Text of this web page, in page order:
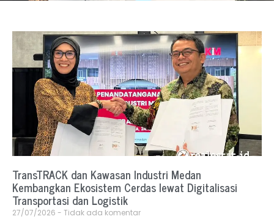
TransTRACK dan Kawasan Industri Medan
Kembangkan Ekosistem Cerdas lewat Digitalisasi
Transportasi dan Logistik
27/07/2026 Tidak ada komentar